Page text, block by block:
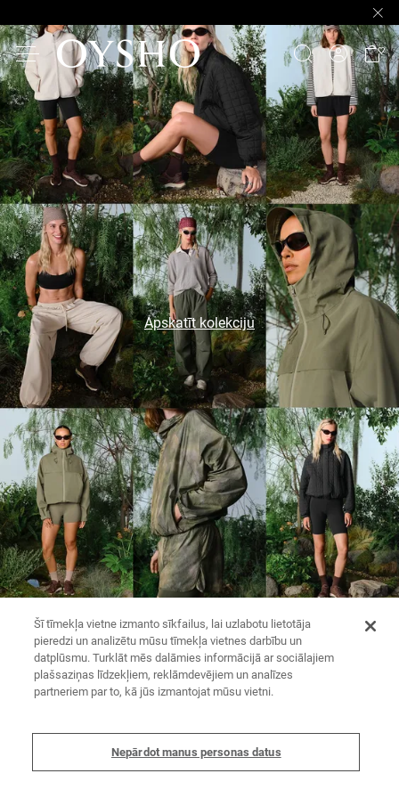
Apskatīt kolekciju
Šī tīmekļa vietne izmanto sīkfailus, lai uzlabotu lietotāja
pieredzi un analizētu mūsu tīmekļa vietnes darbību un
datplūsmu. Turklāt mēs dalāmies informācijā ar sociālajiem
plašsaziņas līdzekļiem, reklāmdevējiem un analīzes
partneriem par to, kā jūs izmantojat mūsu vietni.
Nepārdot manus personas datus